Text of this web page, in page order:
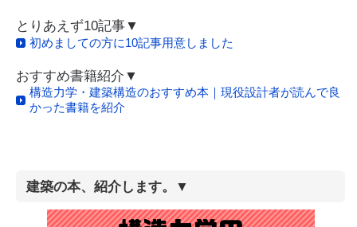
とりあえず10記事▼
初めましての方に10記事用意しました
おすすめ書籍紹介▼
構造力学・建築構造のおすすめ本｜現役設計者が読んで良
かった書籍を紹介
建築の本、紹介します。▼